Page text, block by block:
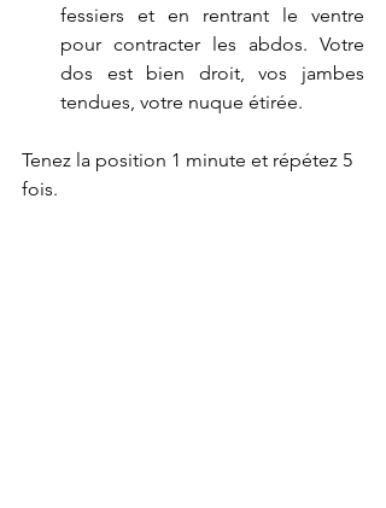
fessiers et en rentrant le ventre
pour contracter les abdos. Votre
dos est bien droit, vos jambes
tendues, votre nuque étirée.
Tenez la position 1 minute et répétez 5
fois.